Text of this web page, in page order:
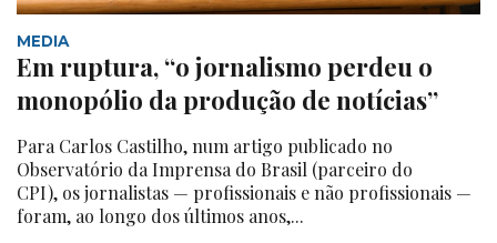
MEDIA
Em ruptura, “o jornalismo perdeu o
monopólio da produção de notícias”
Para Carlos Castilho, num artigo publicado no
Observatório da Imprensa do Brasil (parceiro do
CPI), os jornalistas — profissionais e não profissionais —
foram, ao longo dos últimos anos,...